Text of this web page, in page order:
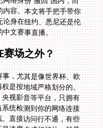
中文赛事直播。
赛场之外？
，尤其是像世界杯、欧
是按地域严格划分的。
视影音等平台，只拥有
统检测到你的网络连接
直接访问行不通，有些
速度卡成幻灯片，就是